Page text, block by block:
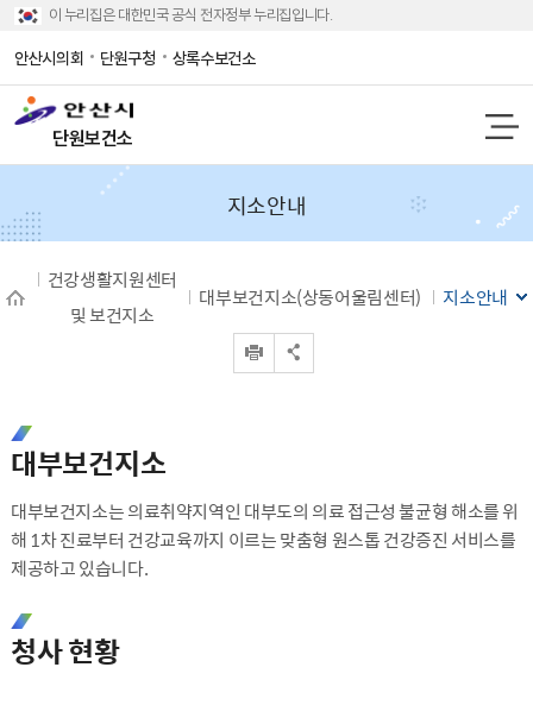
이 누리집은 대한민국 공식 전자정부 누리집입니다.
안산시의회 단원구청 상록수보건소
단원보건소
지소안내
건강생활지원센터
및 보건지소
대부보건지소(상동어울림센터) 지소안내
대부보건지소
대부보건지소는 의료취약지역인 대부도의 의료 접근성 불균형 해소를 위
해 1차 진료부터 건강교육까지 이르는 맞춤형 원스톱 건강증진 서비스를
제공하고 있습니다.
청사 현황